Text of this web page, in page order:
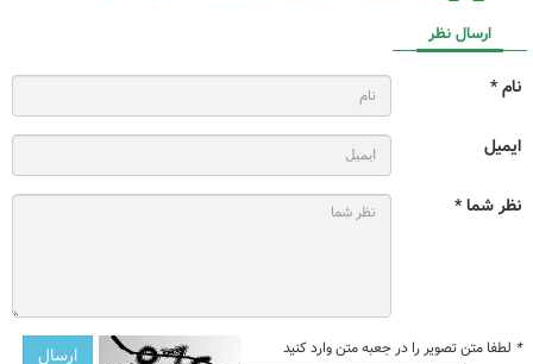
ارسال نظر
نام *
ایمیل
نظر شما *
* لطفا متن تصویر را در جعبه متن وارد کنید